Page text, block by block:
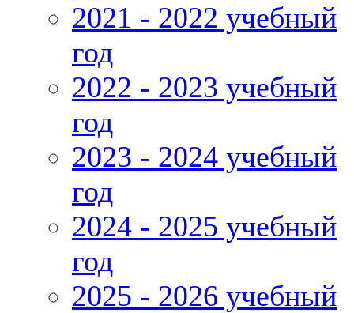
2021 - 2022 учебный
год
2022 - 2023 учебный
год
2023 - 2024 учебный
год
2024 - 2025 учебный
год
2025 - 2026 учебный